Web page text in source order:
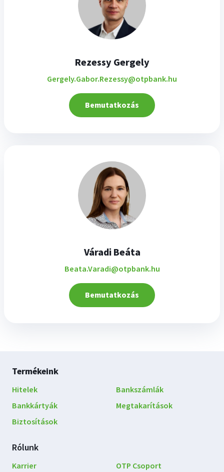
Rezessy Gergely
Gergely.Gabor.Rezessy@otpbank.hu
Bemutatkozás
Váradi Beáta
Beata.Varadi@otpbank.hu
Bemutatkozás
Lábléc
navigáció
Termékeink
Hitelek
Bankszámlák
Bankkártyák
Megtakarítások
Biztosítások
Rólunk
Karrier
OTP Csoport